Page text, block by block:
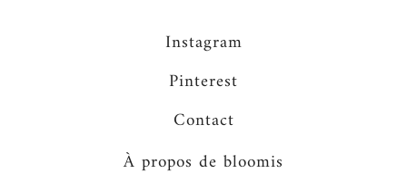
Instagram
Pinterest
Contact
À propos de bloomis